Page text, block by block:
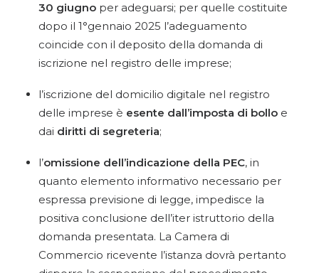
30 giugno per adeguarsi; per quelle costituite
dopo il 1°gennaio 2025 l’adeguamento
coincide con il deposito della domanda di
iscrizione nel registro delle imprese;
l’iscrizione del domicilio digitale nel registro
delle imprese è esente dall’imposta di bollo e
dai diritti di segreteria;
l’omissione dell’indicazione della PEC, in
quanto elemento informativo necessario per
espressa previsione di legge, impedisce la
positiva conclusione dell’iter istruttorio della
domanda presentata. La Camera di
Commercio ricevente l’istanza dovrà pertanto